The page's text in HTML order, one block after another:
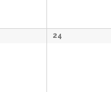
24